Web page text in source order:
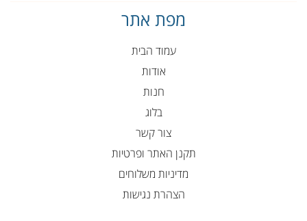
מפת אתר
עמוד הבית
אודות
חנות
בלוג
צור קשר
תקנן האתר ופרטיות
מדיניות משלוחים
הצהרת נגישות